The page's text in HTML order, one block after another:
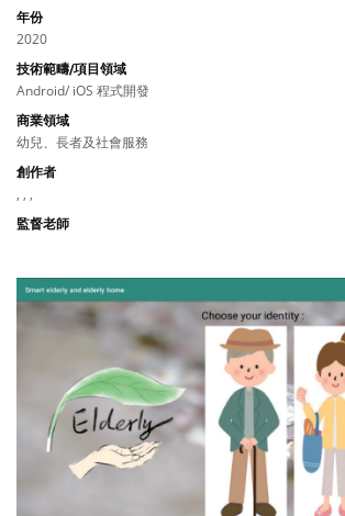
年份
2020
技術範疇/項目領域
Android/ iOS 程式開發
商業領域
幼兒、長者及社會服務
創作者
, , ,
監督老師